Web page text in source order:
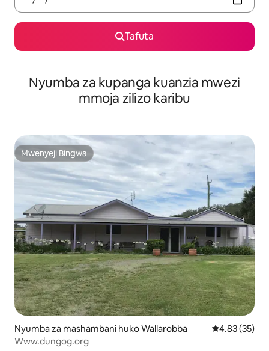
Tafuta
Nyumba za kupanga kuanzia mwezi
mmoja zilizo karibu
Mwenyeji Bingwa
Mwenyeji Bingwa
Nyumba za mashambani huko Wallarobba Ukadiriaji wa
4.83 (35)
Www.dungog.org